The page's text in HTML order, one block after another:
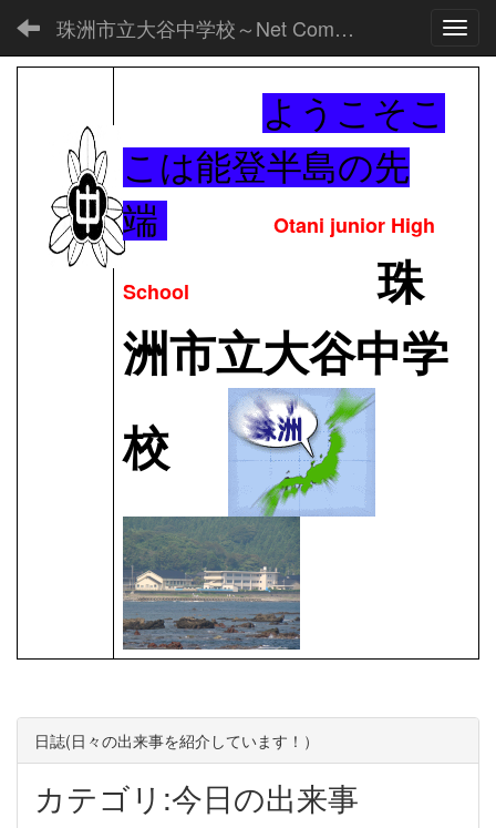
珠洲市立大谷中学校～Net Commons～
ようこそこ
こは能登半島の先
端
Otani junior High
School
珠
洲市立大谷中学
校
日誌(日々の出来事を紹介しています！）
カテゴリ:今日の出来事